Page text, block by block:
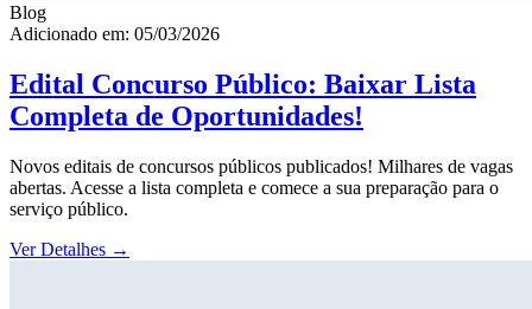
Blog
Adicionado em: 05/03/2026
Edital Concurso Público: Baixar Lista
Completa de Oportunidades!
Novos editais de concursos públicos publicados! Milhares de vagas
abertas. Acesse a lista completa e comece a sua preparação para o
serviço público.
Ver Detalhes →